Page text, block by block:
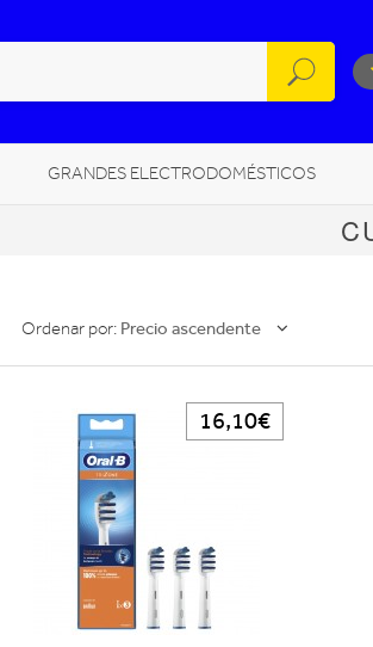
GRANDES ELECTRODOMÉSTICOS
Ordenar por: Precio ascendente
16,10€